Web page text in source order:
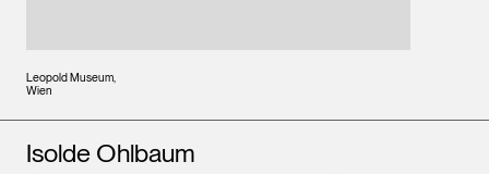
Leopold Museum,
Wien
Künstler*innen
Isolde Ohlbaum